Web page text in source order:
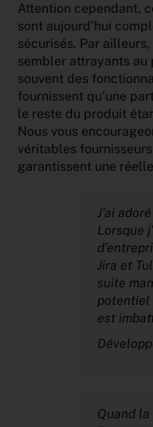
Attention cependant,
sont aujourd’hui
sécurisés. Par ailleurs,
sembler attrayants au
souvent des
fournissent qu’une
le reste du produit
Nous vous
véritables fournisseurs
garantissent une
J’ai
Lorsque
Jira et
suite
potentiel
est
Quand la